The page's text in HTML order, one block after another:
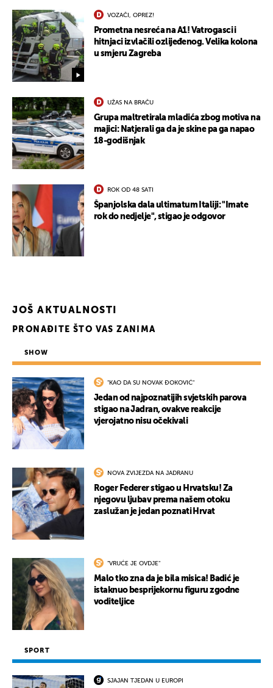
VOZAČI, OPREZ!
Prometna nesreća na A1! Vatrogasci i
hitnjaci izvlačili ozlijeđenog. Velika kolona
u smjeru Zagreba
UŽAS NA BRAČU
Grupa maltretirala mladića zbog motiva na
majici: Natjerali ga da je skine pa ga napao
18-godišnjak
ROK OD 48 SATI
Španjolska dala ultimatum Italiji: "Imate
rok do nedjelje", stigao je odgovor
JOŠ AKTUALNOSTI
PRONAĐITE ŠTO VAS ZANIMA
SHOW
"KAO DA SU NOVAK ĐOKOVIĆ"
Jedan od najpoznatijih svjetskih parova
stigao na Jadran, ovakve reakcije
vjerojatno nisu očekivali
NOVA ZVIJEZDA NA JADRANU
Roger Federer stigao u Hrvatsku! Za
njegovu ljubav prema našem otoku
zaslužan je jedan poznati Hrvat
"VRUĆE JE OVDJE"
Malo tko zna da je bila misica! Badić je
istaknuo besprijekornu figuru zgodne
voditeljice
SPORT
SJAJAN TJEDAN U EUROPI